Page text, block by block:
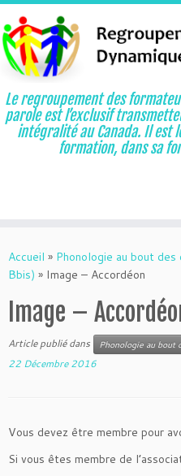
au
contenu
Le regroupement des
parole est l’exclusif
intégralité au Canada. Il est
formation, dans sa
Accueil » Phonologie au bout
Bbis) » Image – Accordéon
Image –
Article publié dans Phonologie au bout
22 Décembre 2016
Vous devez être membre pour
Si vous êtes membre de